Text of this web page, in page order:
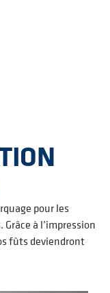
pour les
à l’impression
fûts deviendront